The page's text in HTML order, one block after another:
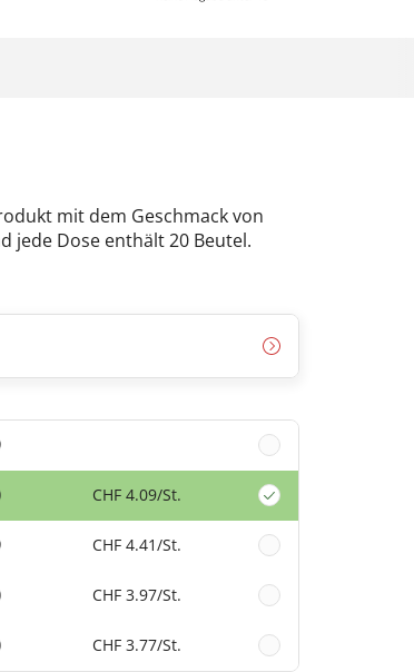
mit dem Geschmack von
jede Dose enthält 20 Beutel.
CHF 4.09/St.
CHF 4.41/St.
CHF 3.97/St.
CHF 3.77/St.